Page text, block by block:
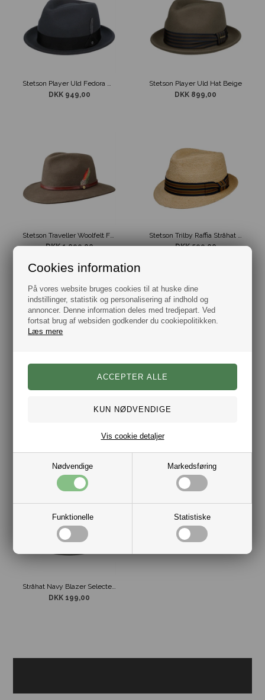
Cookies information
På vores website bruges cookies til at huske dine
indstillinger, statistik og personalisering af indhold og
annoncer. Denne information deles med tredjepart. Ved
fortsat brug af websiden godkender du cookiepolitikken.
Læs mere
Nødvendige Markedsføring
Funktionelle Statistiske
Vis cookie detaljer
Stetson Player Uld Fedora Hat Grå
DKK 949,00
Stetson Player Uld Hat Beige
DKK 899,00
DKK 1.099,00
DKK 599,00
Stetson Trilby Toyo Stråhat Sand / Rød
DKK 199,00